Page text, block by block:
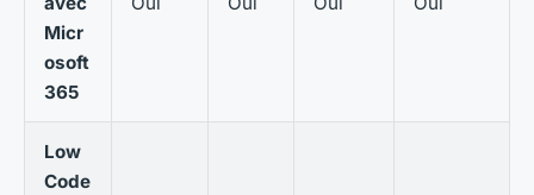
Micr
osoft
365
Low
Code